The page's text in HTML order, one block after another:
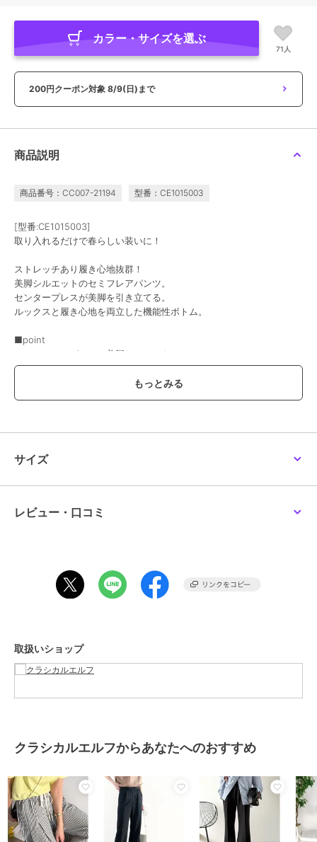
カラー・サイズを選ぶ
71人
200円クーポン対象 8/9(日)まで
商品説明
商品番号：CC007-21194 型番：CE1015003
[型番:CE1015003]
取り入れるだけで春らしい装いに！
ストレッチあり履き心地抜群！
美脚シルエットのセミフレアパンツ。
センタープレスが美脚を引き立てる。
ルックスと履き心地を両立した機能性ボトム。
■point
・セミフレアパンツで美脚シルエット
・センタープレスで細見え効果
・ストレッチが効き着心地抜群
布帛見えの素材なので、カジュアルなアイテムでまとめても上品な印
象をしっかりキープ。
ウエストはゴム仕様だから、お腹周りも楽ちん。
……………………
透け感：なし
ポケット：あり
洗濯方法：洗濯可（ネット使用）
厚底シューズと合わせるのが今季のマストトレンド。
人のこなれた雰囲気に。
オーバーサイズのジャケットでマニッシュコーデも楽しめちゃう。
オールシーズンご愛用いただけるマストバイアイテムです。
ご覧のモニター環境により、画像の色味と多少異なる場合がございま
サイズ
レビュー・口コミ
取扱いショップ
クラシカルエルフからあなたへのおすすめ